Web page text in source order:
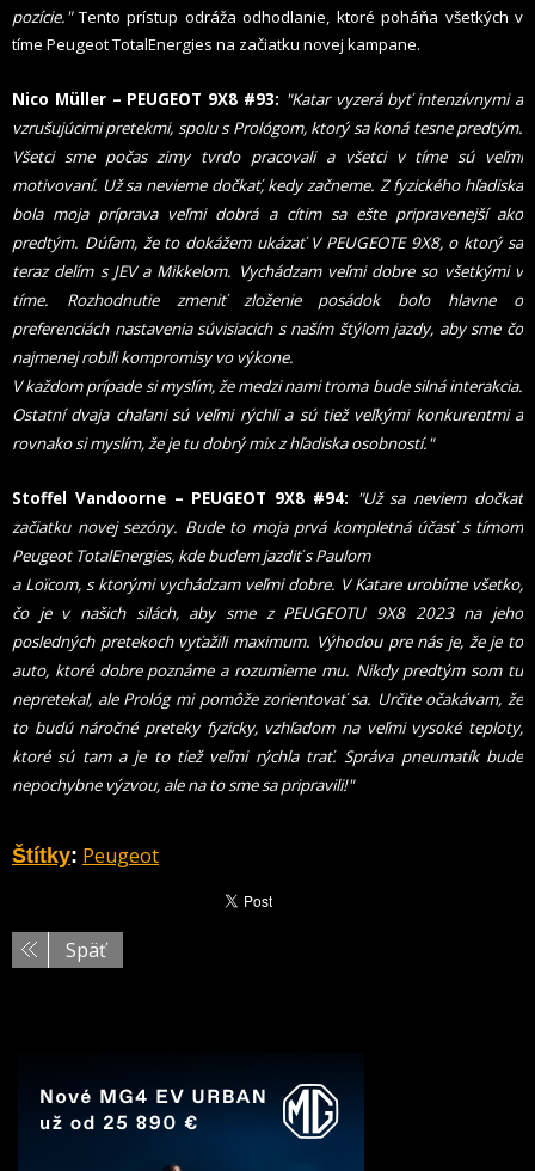
pozície."Tento prístup odráža odhodlanie, ktoré poháňa všetkých v
tíme Peugeot TotalEnergies na začiatku novej kampane.
Nico Müller – PEUGEOT 9X8 #93: "Katar vyzerá byť intenzívnymi a
vzrušujúcimi pretekmi, spolu s Prológom, ktorý sa koná tesne predtým.
Všetci sme počas zimy tvrdo pracovali a všetci v tíme sú veľmi
motivovaní. Už sa nevieme dočkať, kedy začneme. Z fyzického hľadiska
bola moja príprava veľmi dobrá a cítim sa ešte pripravenejší ako
predtým. Dúfam, že to dokážem ukázať V PEUGEOTE 9X8, o ktorý sa
teraz delím s JEV a Mikkelom. Vychádzam veľmi dobre so všetkými v
tíme. Rozhodnutie zmeniť zloženie posádok bolo hlavne o
preferenciách nastavenia súvisiacich s naším štýlom jazdy, aby sme čo
najmenej robili kompromisy vo výkone.
V každom prípade si myslím, že medzi nami troma bude silná interakcia.
Ostatní dvaja chalani sú veľmi rýchli a sú tiež veľkými konkurentmi a
rovnako si myslím, že je tu dobrý mix z hľadiska osobností."
Stoffel Vandoorne – PEUGEOT 9X8 #94: "Už sa neviem dočkať
začiatku novej sezóny. Bude to moja prvá kompletná účasť s tímom
Peugeot TotalEnergies, kde budem jazdiť s Paulom
a Loïcom, s ktorými vychádzam veľmi dobre. V Katare urobíme všetko,
čo je v našich silách, aby sme z PEUGEOTU 9X8 2023 na jeho
posledných pretekoch vyťažili maximum. Výhodou pre nás je, že je to
auto, ktoré dobre poznáme a rozumieme mu. Nikdy predtým som tu
nepretekal, ale Prológ mi pomôže zorientovať sa. Určite očakávam, že
to budú náročné preteky fyzicky, vzhľadom na veľmi vysoké teploty,
ktoré sú tam a je to tiež veľmi rýchla trať. Správa pneumatík bude
nepochybne výzvou, ale na to sme sa pripravili!"
Štítky: Peugeot
Späť